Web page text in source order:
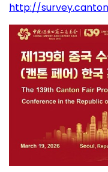
http://